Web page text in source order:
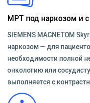
МРТ под наркозом и
SIEMENS MAGNETOM
наркозом — для
необходимости полной
онкологию или
выполняется с